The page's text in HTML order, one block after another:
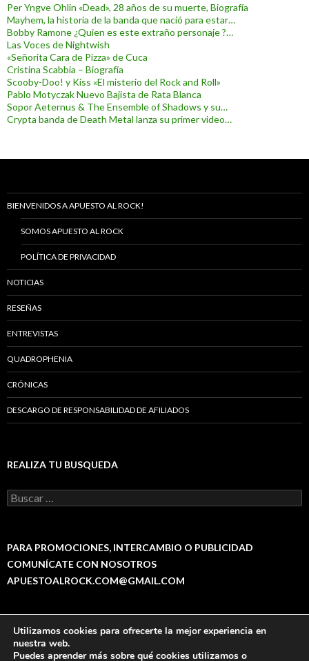
Per Yngve Ohlin «Dead», 28 años de su muerte, Biografía
Mayhem, la historia de la banda que nació para estar…
Bobby Ramone ¿Quien es este extraño personaje ?…
Las Voces de Nightwish
«Señorita Cara de Pizza» de Cuca
Cristina Scabbia – Biografía
Scooby-Doo! y Kiss «El misterio del Rock and Roll»
Pablo Motyczak Nuevo Bajista de Rata Blanca
Sopor Aeternus & The Ensemble of Shadows y su…
Crypta banda de Death Metal lanza su primer video…
BIENVENIDOS A APUESTO AL ROCK!
SOMOS APUESTO AL ROCK
POLÍTICA DE PRIVACIDAD
NOTICIAS
RESEÑAS
ENTREVISTAS
QUADROPHENIA
CRÓNICAS
DESCARGO DE RESPONSABILIDAD DE AFILIADOS
REALIZA TU BUSQUEDA
B
u
a
:
PARA PROMOCIONES, INTERCAMBIO O PUBLICIDAD
COMUNÍCATE CON NOSOTROS
APUESTOALROCK.COM@GMAIL.COM
Política de Privacidad Funciona gracias a WordPress
Utilizamos cookies para ofrecerte la mejor experiencia en
nuestra web.
Puedes aprender más sobre qué cookies utilizamos o